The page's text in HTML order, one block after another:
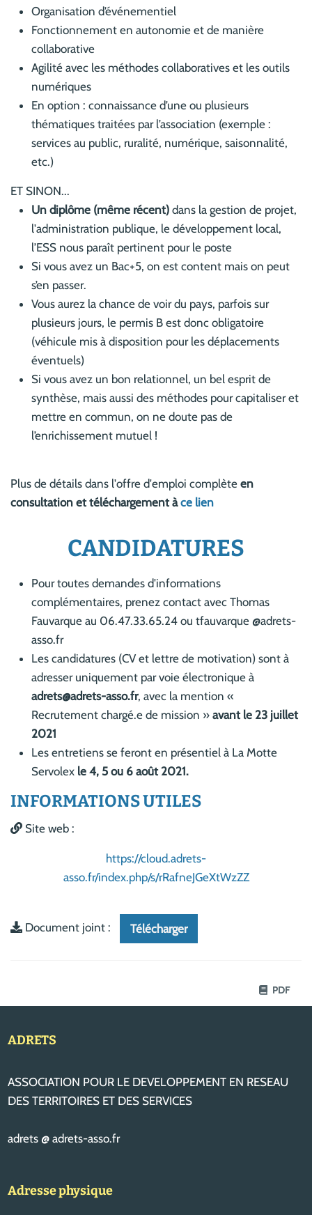
Organisation d’événementiel
Fonctionnement en autonomie et de manière
collaborative
Agilité avec les méthodes collaboratives et les outils
numériques
En option : connaissance d’une ou plusieurs
thématiques traitées par l’association (exemple :
services au public, ruralité, numérique, saisonnalité,
etc.)
ET SINON...
Un diplôme (même récent) dans la gestion de projet,
l'administration publique, le développement local,
l’ESS nous paraît pertinent pour le poste
Si vous avez un Bac+5, on est content mais on peut
s’en passer.
Vous aurez la chance de voir du pays, parfois sur
plusieurs jours, le permis B est donc obligatoire
(véhicule mis à disposition pour les déplacements
éventuels)
Si vous avez un bon relationnel, un bel esprit de
synthèse, mais aussi des méthodes pour capitaliser et
mettre en commun, on ne doute pas de
l’enrichissement mutuel !
Plus de détails dans l'offre d'emploi complète en
consultation et téléchargement àce lien
CANDIDATURES
Pour toutes demandes d'informations
complémentaires, prenez contact avec Thomas
Fauvarque au 06.47.33.65.24 ou tfauvarque @adrets-
asso.fr
Les candidatures (CV et lettre de motivation) sont à
adresser uniquement par voie électronique à
adrets@adrets-asso.fr, avec la mention «
Recrutement chargé.e de mission » avant le 23 juillet
2021
Les entretiens se feront en présentiel à La Motte
Servolex le 4, 5 ou 6 août 2021.
INFORMATIONS UTILES
Site web :
https://cloud.adrets-
asso.fr/index.php/s/rRafneJGeXtWzZZ
Document joint : Télécharger
PDF
ADRETS
ASSOCIATION POUR LE DEVELOPPEMENT EN RESEAU
DES TERRITOIRES ET DES SERVICES
adrets @ adrets-asso.fr
Adresse physique